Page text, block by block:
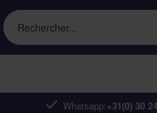
Whatsapp:+31(0) 30
Rechercher...